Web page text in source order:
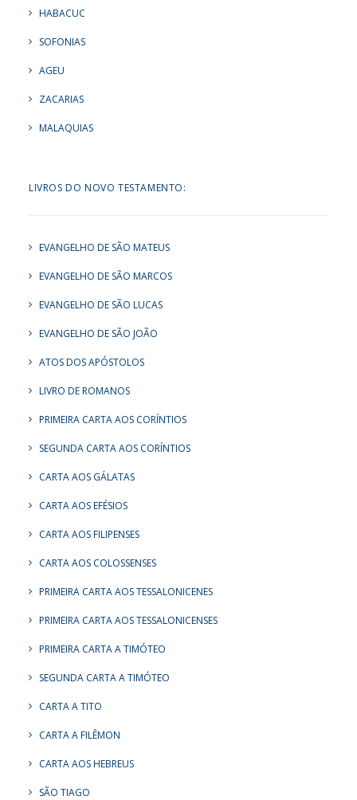
HABACUC
SOFONIAS
AGEU
ZACARIAS
MALAQUIAS
LIVROS DO NOVO TESTAMENTO:
EVANGELHO DE SÃO MATEUS
EVANGELHO DE SÃO MARCOS
EVANGELHO DE SÃO LUCAS
EVANGELHO DE SÃO JOÃO
ATOS DOS APÓSTOLOS
LIVRO DE ROMANOS
PRIMEIRA CARTA AOS CORÍNTIOS
SEGUNDA CARTA AOS CORÍNTIOS
CARTA AOS GÁLATAS
CARTA AOS EFÉSIOS
CARTA AOS FILIPENSES
CARTA AOS COLOSSENSES
PRIMEIRA CARTA AOS TESSALONICENES
PRIMEIRA CARTA AOS TESSALONICENSES
PRIMEIRA CARTA A TIMÓTEO
SEGUNDA CARTA A TIMÓTEO
CARTA A TITO
CARTA A FILÊMON
CARTA AOS HEBREUS
SÃO TIAGO